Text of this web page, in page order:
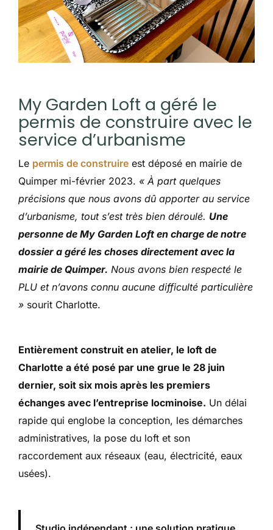
My Garden Loft a géré le
permis de construire avec le
service d’urbanisme
Le permis de construire est déposé en mairie de
Quimper mi-février 2023. « À part quelques
précisions que nous avons dû apporter au service
d’urbanisme, tout s’est très bien déroulé. Une
personne de My Garden Loft en charge de notre
dossier a géré les choses directement avec la
mairie de Quimper. Nous avons bien respecté le
PLU et n’avons connu aucune difficulté particulière
» sourit Charlotte.
Entièrement construit en atelier, le loft de
Charlotte a été posé par une grue le 28 juin
dernier, soit six mois après les premiers
échanges avec l’entreprise locminoise. Un délai
rapide qui englobe la conception, les démarches
administratives, la pose du loft et son
raccordement aux réseaux (eau, électricité, eaux
usées).